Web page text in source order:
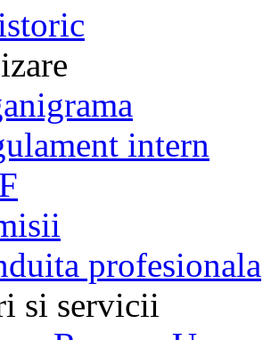
intern
profesionala
si servicii